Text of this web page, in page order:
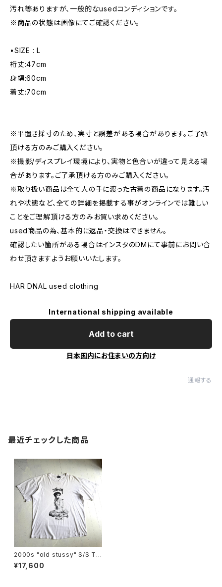
汚れ等ありますが、一般的なusedコンディションです。
※商品の状態は画像にてご確認ください。
•SIZE : L
裄丈:47cm
身幅:60cm
着丈:70cm
※平置き採寸のため、実寸と誤差がある場合があります。ご了承
頂ける方のみご購入ください。
※撮影/ディスプレイ環境により、実物と色合いが違って見える場
合があります。ご了承頂ける方のみご購入ください。
※取り扱い商品は全て人の手に渡った古着の商品になります。汚
れや状態など、全ての詳細を掲載する事がオンラインでは難しい
ことをご理解頂ける方のみお買い求めください。
used商品の為、基本的に返品・交換はできません。
確認したい箇所がある場合はインスタのDMにて事前にお問い合
わせ頂きますようお願いいたします。
HAR DNAL used clothing
International shipping available
Add to cart
日本国内にお住まいの方向け
通報する
最近チェックした商品
2000s "old stussy" S/S T-
shirt
¥17,600